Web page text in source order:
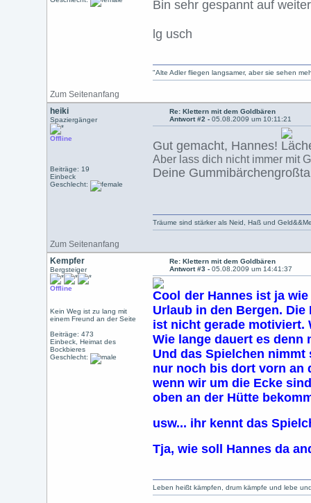
Bin sehr gespannt auf
lg usch
Zum Seitenanfang
"Alte Adler fliegen langsamer, aber sie sehen
heiki
Spaziergänger
Offline
Beiträge: 19
Einbeck
Geschlecht:
Re: Klettern mit dem Goldbären
Antwort #2 -05.08.2009 um 10:11:21
Gut gemacht, Hannes!
Aber lass dich nicht immer mit
Deine
Zum Seitenanfang
Träume sind stärker als Neid, Haß und
Kempfer
Bergsteiger
Offline
Kein Weg ist zu lang mit
einem Freund an der Seite
Beiträge: 473
Einbeck, Heimat des
Bockbieres
Geschlecht:
Re: Klettern mit dem Goldbären
Antwort #3 -05.08.2009 um 14:41:37
der Hannes ist ja
Urlaub in den Bergen.
ist nicht gerade motiviert.
Wie lange dauert es denn
Und das Spielchen nimmt
nur noch bis dort vorn an
wenn wir um die Ecke
oben an der Hütte
usw... ihr kennt das
Tja, wie soll Hannes da
Leben heißt kämpfen, drum kämpfe und lebe